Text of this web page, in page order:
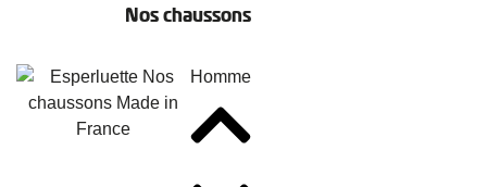
Nos chaussons
Homme